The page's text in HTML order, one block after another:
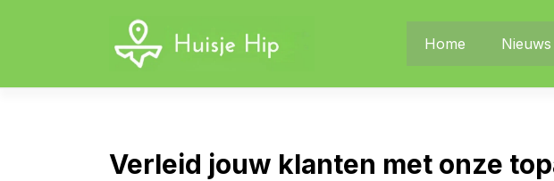
Home Nieuws
Verleid jouw klanten met onze